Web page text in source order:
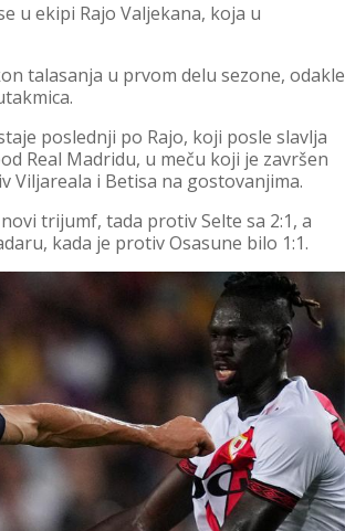
u ekipi Rajo Valjekana, koja u
talasanja u prvom delu sezone, odakle
poslednji po Rajo, koji posle slavlja
Real Madridu, u meču koji je završen
Viljareala i Betisa na gostovanjima.
trijumf, tada protiv Selte sa 2:1, a
kada je protiv Osasune bilo 1:1.